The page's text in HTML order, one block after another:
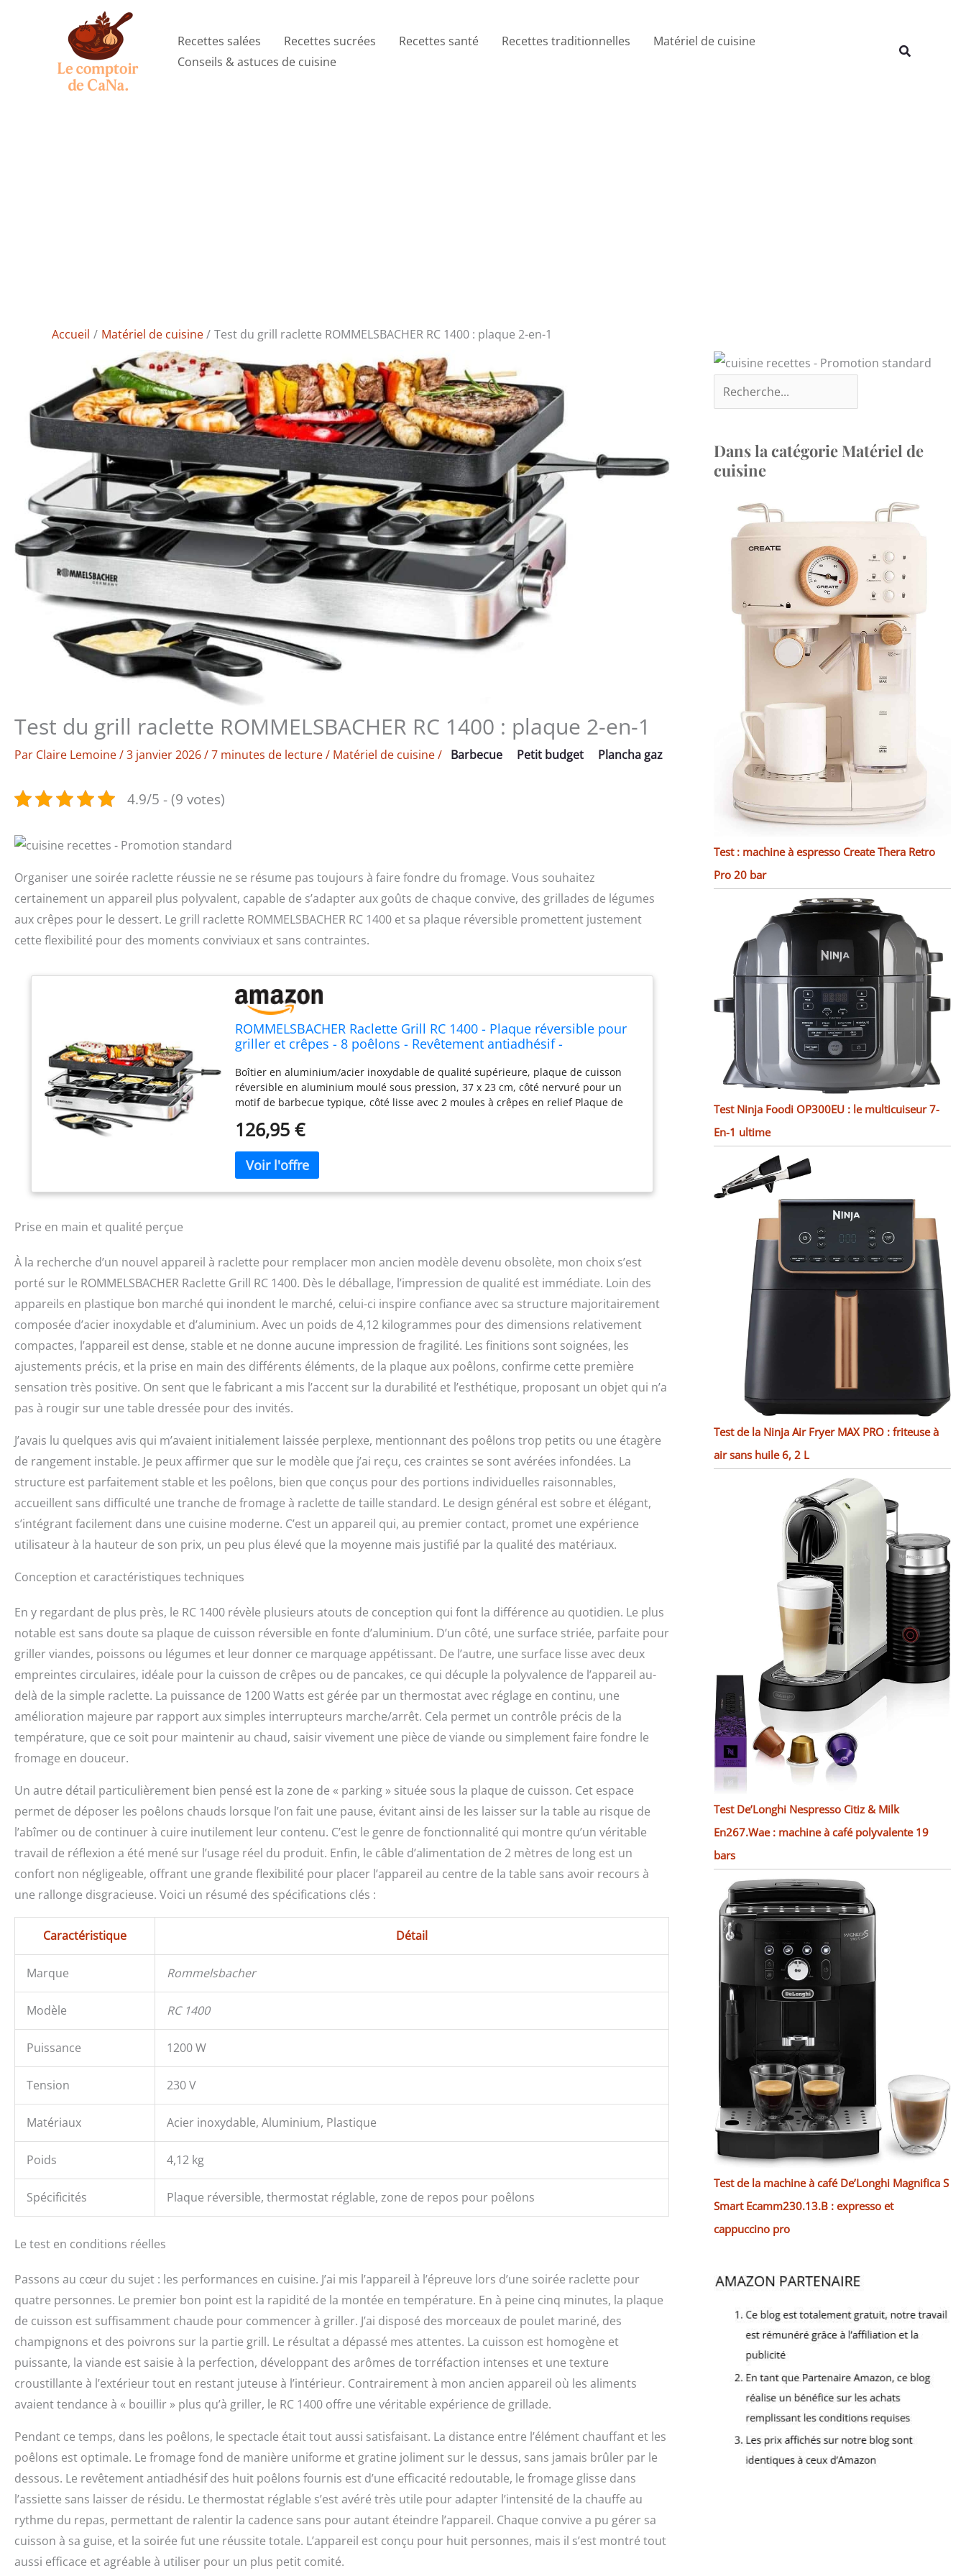
Recettes salées Recettes sucrées Recettes santé Recettes traditionnelles
Matériel de cuisine
Conseils & astuces de cuisine
Rechercher
Accueil Matériel de cuisine Test du grill raclette ROMMELSBACHER RC 1400 : plaque 2-en-1
Test du grill raclette ROMMELSBACHER RC 1400 : plaque 2-en-1
Par Claire Lemoine/3 janvier 2026/7 minutes de lecture/ Matériel de cuisine/ Barbecue Petit budget Plancha gaz
4.9/5 - (9 votes)
Organiser une soirée raclette réussie ne se résume pas toujours à faire fondre du fromage. Vous souhaitez
certainement un appareil plus polyvalent, capable de s’adapter aux goûts de chaque convive, des grillades de légumes
aux crêpes pour le dessert. Le grill raclette ROMMELSBACHER RC 1400 et sa plaque réversible promettent justement
cette flexibilité pour des moments conviviaux et sans contraintes.
ROMMELSBACHER Raclette Grill RC 1400 - Plaque réversible pour
griller et crêpes - 8 poêlons - Revêtement antiadhésif -
Acier
Boîtier en aluminium/acier inoxydable de qualité supérieure, plaque de cuisson
réversible en aluminium moulé sous pression, 37 x 23 cm, côté nervuré pour un
motif de barbecue typique, côté lisse avec 2 moules à crêpes en relief Plaque de
pour de meilleurs résultats et un nettoyage super facile Interrupteur marche/arrêt
poêlons rétractables de tous les côtés Réglage en continu de la température,
témoin lumineux de fonctionnement, protection contre la surchauffe, câble XXL
extra long (2 m) Inclus : 8 poêlons antiadhésifs de qualité supérieure avec poignées
126,95 €
Prise en main et qualité perçue
À la recherche d’un nouvel appareil à raclette pour remplacer mon ancien modèle devenu obsolète, mon choix s’est
porté sur le ROMMELSBACHER Raclette Grill RC 1400. Dès le déballage, l’impression de qualité est immédiate. Loin des
appareils en plastique bon marché qui inondent le marché, celui-ci inspire confiance avec sa structure majoritairement
composée d’acier inoxydable et d’aluminium. Avec un poids de 4,12 kilogrammes pour des dimensions relativement
compactes, l’appareil est dense, stable et ne donne aucune impression de fragilité. Les finitions sont soignées, les
ajustements précis, et la prise en main des différents éléments, de la plaque aux poêlons, confirme cette première
sensation très positive. On sent que le fabricant a mis l’accent sur la durabilité et l’esthétique, proposant un objet qui n’a
pas à rougir sur une table dressée pour des invités.
J’avais lu quelques avis qui m’avaient initialement laissée perplexe, mentionnant des poêlons trop petits ou une étagère
de rangement instable. Je peux affirmer que sur le modèle que j’ai reçu, ces craintes se sont avérées infondées. La
structure est parfaitement stable et les poêlons, bien que conçus pour des portions individuelles raisonnables,
accueillent sans difficulté une tranche de fromage à raclette de taille standard. Le design général est sobre et élégant,
s’intégrant facilement dans une cuisine moderne. C’est un appareil qui, au premier contact, promet une expérience
utilisateur à la hauteur de son prix, un peu plus élevé que la moyenne mais justifié par la qualité des matériaux.
Conception et caractéristiques techniques
En y regardant de plus près, le RC 1400 révèle plusieurs atouts de conception qui font la différence au quotidien. Le plus
notable est sans doute sa plaque de cuisson réversible en fonte d’aluminium. D’un côté, une surface striée, parfaite pour
griller viandes, poissons ou légumes et leur donner ce marquage appétissant. De l’autre, une surface lisse avec deux
empreintes circulaires, idéale pour la cuisson de crêpes ou de pancakes, ce qui décuple la polyvalence de l’appareil au-
delà de la simple raclette. La puissance de 1200 Watts est gérée par un thermostat avec réglage en continu, une
amélioration majeure par rapport aux simples interrupteurs marche/arrêt. Cela permet un contrôle précis de la
température, que ce soit pour maintenir au chaud, saisir vivement une pièce de viande ou simplement faire fondre le
fromage en douceur.
Un autre détail particulièrement bien pensé est la zone de « parking » située sous la plaque de cuisson. Cet espace
permet de déposer les poêlons chauds lorsque l’on fait une pause, évitant ainsi de les laisser sur la table au risque de
l’abîmer ou de continuer à cuire inutilement leur contenu. C’est le genre de fonctionnalité qui montre qu’un véritable
travail de réflexion a été mené sur l’usage réel du produit. Enfin, le câble d’alimentation de 2 mètres de long est un
confort non négligeable, offrant une grande flexibilité pour placer l’appareil au centre de la table sans avoir recours à
une rallonge disgracieuse. Voici un résumé des spécifications clés :
Caractéristique Détail
Marque Rommelsbacher
Modèle RC 1400
Puissance 1200 W
Tension 230 V
Matériaux Acier inoxydable, Aluminium, Plastique
Poids 4,12 kg
Spécificités Plaque réversible, thermostat réglable, zone de repos pour poêlons
Le test en conditions réelles
Passons au cœur du sujet : les performances en cuisine. J’ai mis l’appareil à l’épreuve lors d’une soirée raclette pour
quatre personnes. Le premier bon point est la rapidité de la montée en température. En à peine cinq minutes, la plaque
de cuisson est suffisamment chaude pour commencer à griller. J’ai disposé des morceaux de poulet mariné, des
champignons et des poivrons sur la partie grill. Le résultat a dépassé mes attentes. La cuisson est homogène et
puissante, la viande est saisie à la perfection, développant des arômes de torréfaction intenses et une texture
croustillante à l’extérieur tout en restant juteuse à l’intérieur. Contrairement à mon ancien appareil où les aliments
avaient tendance à « bouillir » plus qu’à griller, le RC 1400 offre une véritable expérience de grillade.
Pendant ce temps, dans les poêlons, le spectacle était tout aussi satisfaisant. La distance entre l’élément chauffant et les
poêlons est optimale. Le fromage fond de manière uniforme et gratine joliment sur le dessus, sans jamais brûler par le
dessous. Le revêtement antiadhésif des huit poêlons fournis est d’une efficacité redoutable, le fromage glisse dans
l’assiette sans laisser de résidu. Le thermostat réglable s’est avéré très utile pour adapter l’intensité de la chauffe au
rythme du repas, permettant de ralentir la cadence sans pour autant éteindre l’appareil. Chaque convive a pu gérer sa
cuisson à sa guise, et la soirée fut une réussite totale. L’appareil est conçu pour huit personnes, mais il s’est montré tout
aussi efficace et agréable à utiliser pour un plus petit comité.
Dans la catégorie Matériel de
cuisine
Test : machine à espresso Create Thera Retro
Pro 20 bar
Test Ninja Foodi OP300EU : le multicuiseur 7-
En-1 ultime
Test de la Ninja Air Fryer MAX PRO : friteuse à
air sans huile 6, 2 L
Test De’Longhi Nespresso Citiz & Milk
En267.Wae : machine à café polyvalente 19
bars
Test de la machine à café De’Longhi Magnifica S
Smart Ecamm230.13.B : expresso et
cappuccino pro